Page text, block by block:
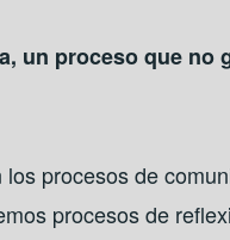
un proceso que no
procesos de
procesos de